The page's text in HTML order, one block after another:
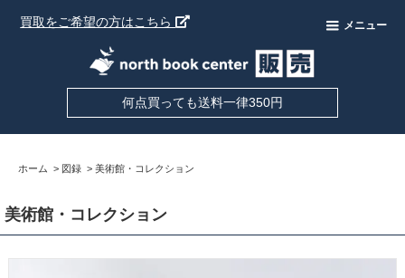
買取をご希望の方はこちら メニュー
何点買っても送料一律350円
ホーム > 図録 > 美術館・コレクション
美術館・コレクション